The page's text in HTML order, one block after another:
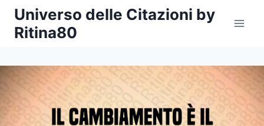
Salta
contenuto
Universo delle Citazioni by
Ritina80